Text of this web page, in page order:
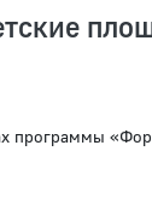
программы